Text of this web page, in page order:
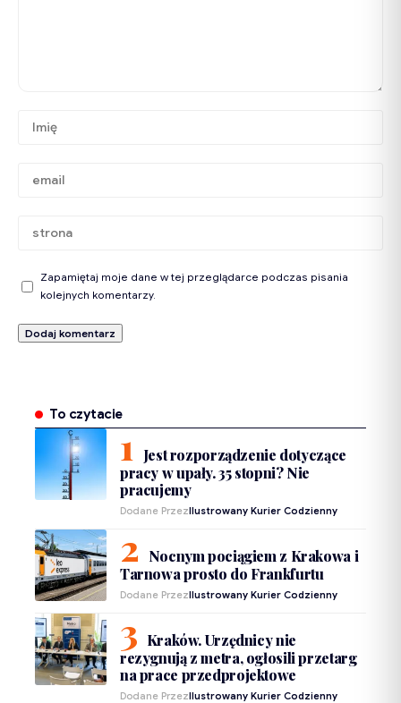
Zapamiętaj moje dane w tej przeglądarce podczas pisania
kolejnych komentarzy.
To czytacie
Jest rozporządzenie dotyczące
pracy w upały. 35 stopni? Nie
pracujemy
Dodane PrzezIlustrowany Kurier Codzienny
Nocnym pociągiem z Krakowa i
Tarnowa prosto do Frankfurtu
Dodane PrzezIlustrowany Kurier Codzienny
Kraków. Urzędnicy nie
rezygnują z metra, ogłosili przetarg
na prace przedprojektowe
Dodane PrzezIlustrowany Kurier Codzienny